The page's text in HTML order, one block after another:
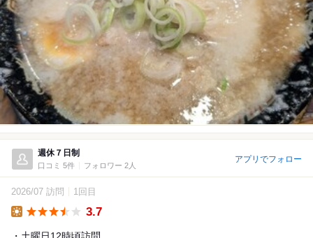
週休７日制
口コミ 5件 フォロワー 2人
アプリでフォロー
2026/07 訪問 1回目
3.7